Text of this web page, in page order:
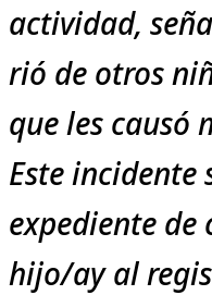
actividad,
rió de otros
que les causó
Este incidente
expediente de
hijo/ay al